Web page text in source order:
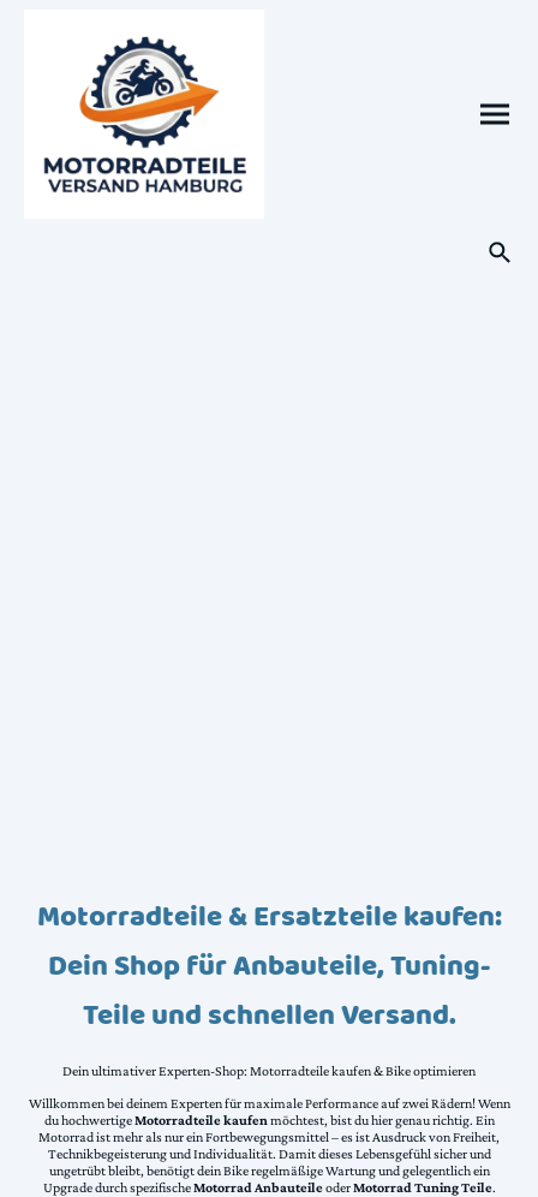
Motorradteile & Ersatzteile kaufen:
Dein Shop für Anbauteile, Tuning-
Teile und schnellen Versand.
Dein ultimativer Experten-Shop: Motorradteile kaufen & Bike optimieren
Willkommen bei deinem Experten für maximale Performance auf zwei Rädern! Wenn
du hochwertigeMotorradteile kaufen möchtest, bist du hier genau richtig. Ein
Motorrad ist mehr als nur ein Fortbewegungsmittel – es ist Ausdruck von Freiheit,
Technikbegeisterung und Individualität. Damit dieses Lebensgefühl sicher und
ungetrübt bleibt, benötigt dein Bike regelmäßige Wartung und gelegentlich ein
Upgrade durch spezifischeMotorrad AnbauteileoderMotorrad Tuning Teile.